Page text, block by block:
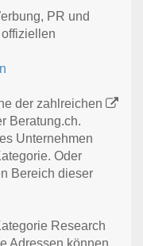
PR und
der zahlreichen
Beratung.ch.
Unternehmen
Oder
Bereich dieser
Research